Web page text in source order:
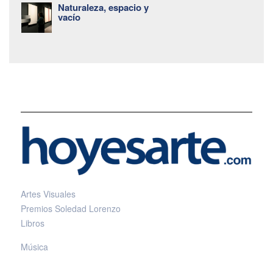
Naturaleza, espacio y
vacío
Artes Visuales
Premios Soledad Lorenzo
Libros
Música